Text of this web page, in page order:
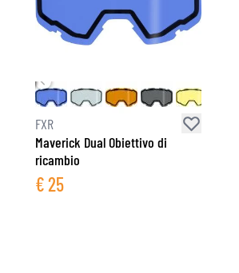
FXR
Maverick Dual Obiettivo di
ricambio
€25